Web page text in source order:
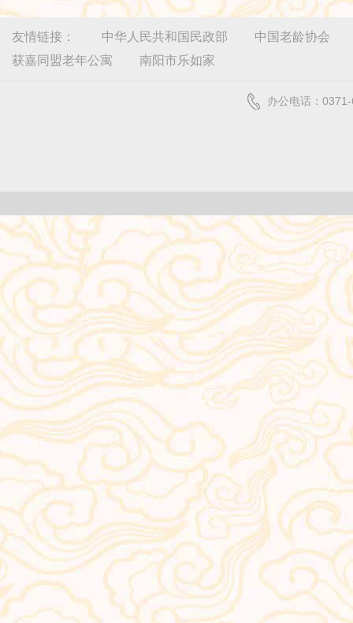
友情链接： 中华人民共和国民政部
中国老龄协会
获嘉同盟老年公寓
南阳市乐如家
办公电话：